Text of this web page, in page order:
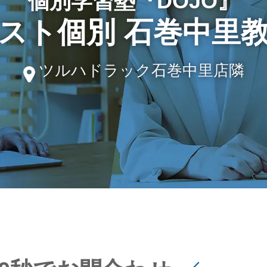
ト個別 石巻中里
ツルハドラック石巻中里店隣